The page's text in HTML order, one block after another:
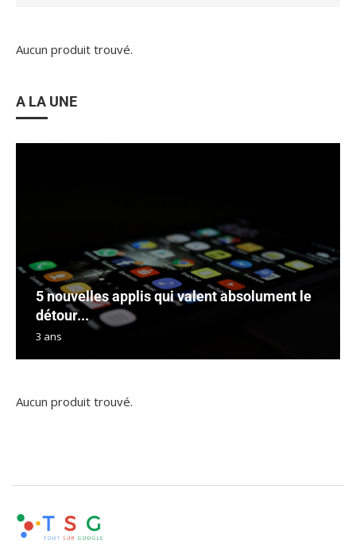
Aucun produit trouvé.
A LA UNE
5 nouvelles applis qui valent absolument le
détour...
3 ans
Aucun produit trouvé.